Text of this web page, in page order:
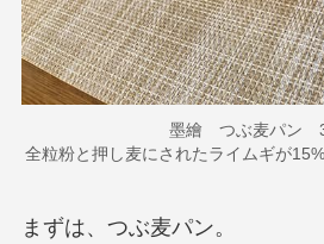
墨繪 つぶ麦パン
全粒粉と押し麦にされたライムギが
まずは、つぶ麦パン。